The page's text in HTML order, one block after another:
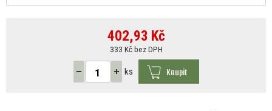
402,93 Kč
333 Kč bez DPH
ks Koupit